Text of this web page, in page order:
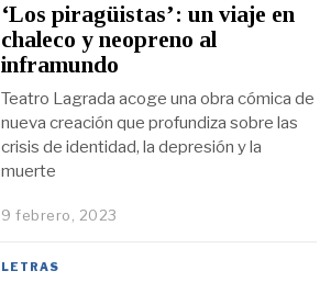
‘Los piragüistas’: un viaje en
chaleco y neopreno al
inframundo
Teatro Lagrada acoge una obra cómica de
nueva creación que profundiza sobre las
crisis de identidad, la depresión y la
muerte
9 febrero, 2023
LETRAS